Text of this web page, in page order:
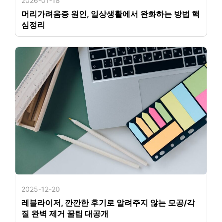
머리가려움증 원인, 일상생활에서 완화하는 방법 핵
심정리
2025-12-20
레블라이저, 깐깐한 후기로 알려주지 않는 모공/각
질 완벽 제거 꿀팁 대공개